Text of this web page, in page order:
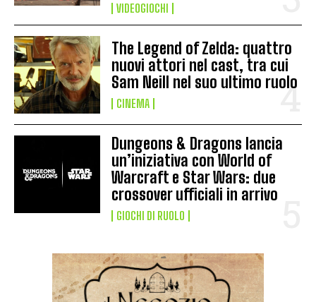
VIDEOGIOCHI
The Legend of Zelda: quattro
nuovi attori nel cast, tra cui
Sam Neill nel suo ultimo ruolo
CINEMA
Dungeons & Dragons lancia
un’iniziativa con World of
Warcraft e Star Wars: due
crossover ufficiali in arrivo
GIOCHI DI RUOLO